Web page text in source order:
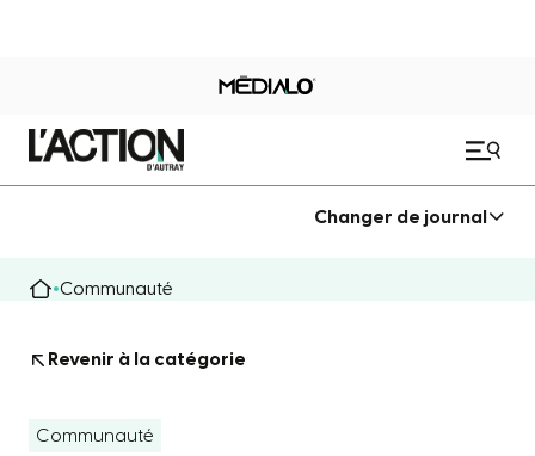
Changer de journal
Communauté
Revenir à la catégorie
Communauté